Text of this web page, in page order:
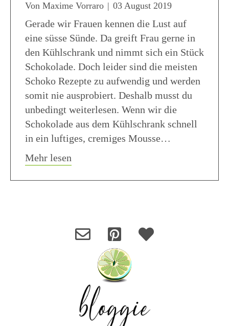
Von Maxime Vorraro | 03 August 2019
Gerade wir Frauen kennen die Lust auf
eine süsse Sünde. Da greift Frau gerne in
den Kühlschrank und nimmt sich ein Stück
Schokolade. Doch leider sind die meisten
Schoko Rezepte zu aufwendig und werden
somit nie ausprobiert. Deshalb musst du
unbedingt weiterlesen. Wenn wir die
Schokolade aus dem Kühlschrank schnell
in ein luftiges, cremiges Mousse…
Mehr lesen